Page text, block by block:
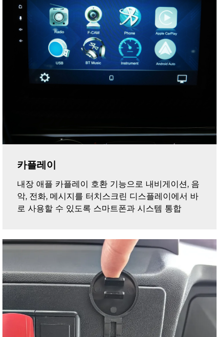
카플레이
내장 애플 카플레이 호환 기능으로 내비게이션, 음
악, 전화, 메시지를 터치스크린 디스플레이에서 바
로 사용할 수 있도록 스마트폰과 시스템 통합